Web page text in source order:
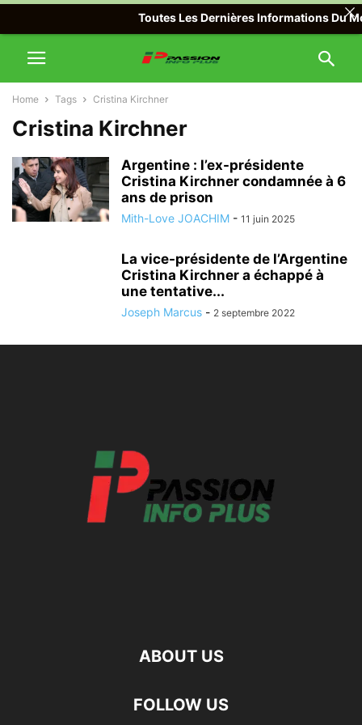
Home Tags Cristina Kirchner
Cristina Kirchner
Argentine : l’ex-présidente
Cristina Kirchner condamnée à 6
ans de prison
Mith-Love JOACHIM - 11 juin 2025
La vice-présidente de l’Argentine
Cristina Kirchner a échappé à
une tentative...
Joseph Marcus - 2 septembre 2022
ABOUT US
FOLLOW US
Toutes Les Dernières Informations Du